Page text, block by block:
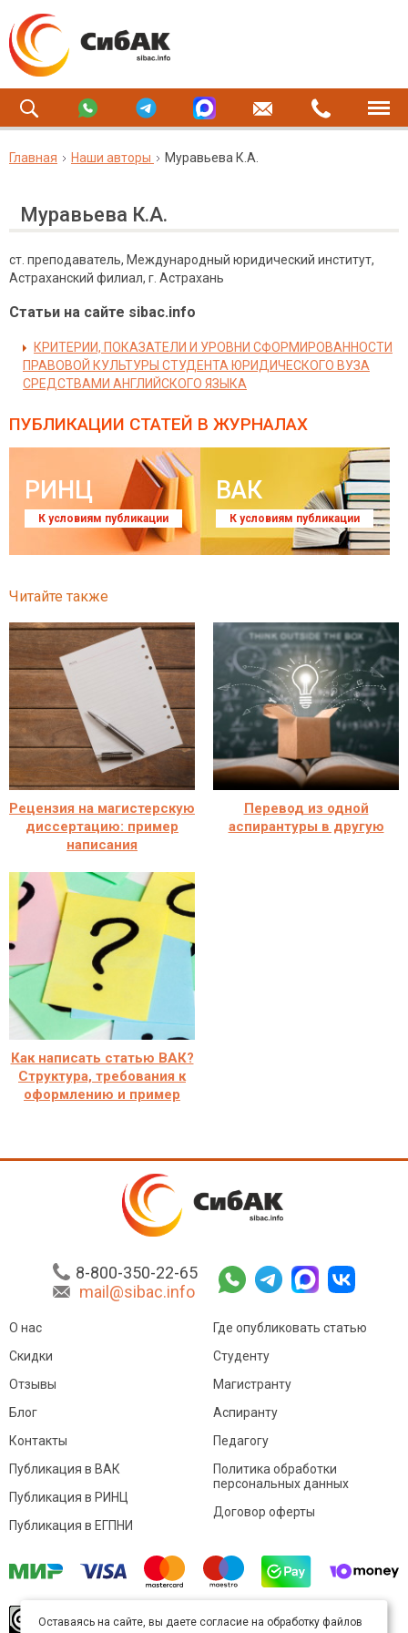
Главная Наши авторы Муравьева К.А.
Муравьева К.А.
ст. преподаватель, Международный юридический институт,
Астраханский филиал, г. Астрахань
Статьи на сайте sibac.info
КРИТЕРИИ, ПОКАЗАТЕЛИ И УРОВНИ СФОРМИРОВАННОСТИ
ПРАВОВОЙ КУЛЬТУРЫ СТУДЕНТА ЮРИДИЧЕСКОГО ВУЗА
СРЕДСТВАМИ АНГЛИЙСКОГО ЯЗЫКА
ПУБЛИКАЦИИ СТАТЕЙ В ЖУРНАЛАХ
РИНЦ
К условиям публикации
ВАК
К условиям публикации
Читайте также
Рецензия на магистерскую
диссертацию: пример
написания
Перевод из одной
аспирантуры в другую
Как написать статью ВАК?
Структура, требования к
оформлению и пример
8-800-350-22-65
mail@sibac.info
О нас
Скидки
Отзывы
Блог
Контакты
Где опубликовать статью
Студенту
Магистранту
Аспиранту
Педагогу
Публикация в ВАК
Публикация в РИНЦ
Публикация в ЕГПНИ
Политика обработки
персональных данных
Договор оферты
произведение доступно полицензии Creative
Оставаясь на сайте, вы даете согласие на обработку файлов